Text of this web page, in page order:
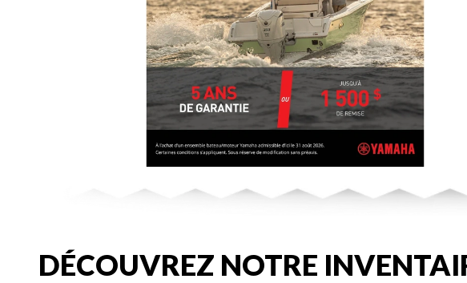
DÉCOUVREZ NOTRE